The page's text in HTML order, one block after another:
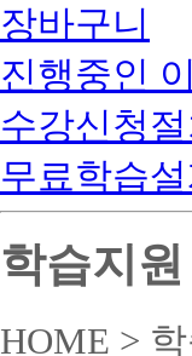
장바구니
진행중인
수강신청
무료학습설
학습지원
HOME >